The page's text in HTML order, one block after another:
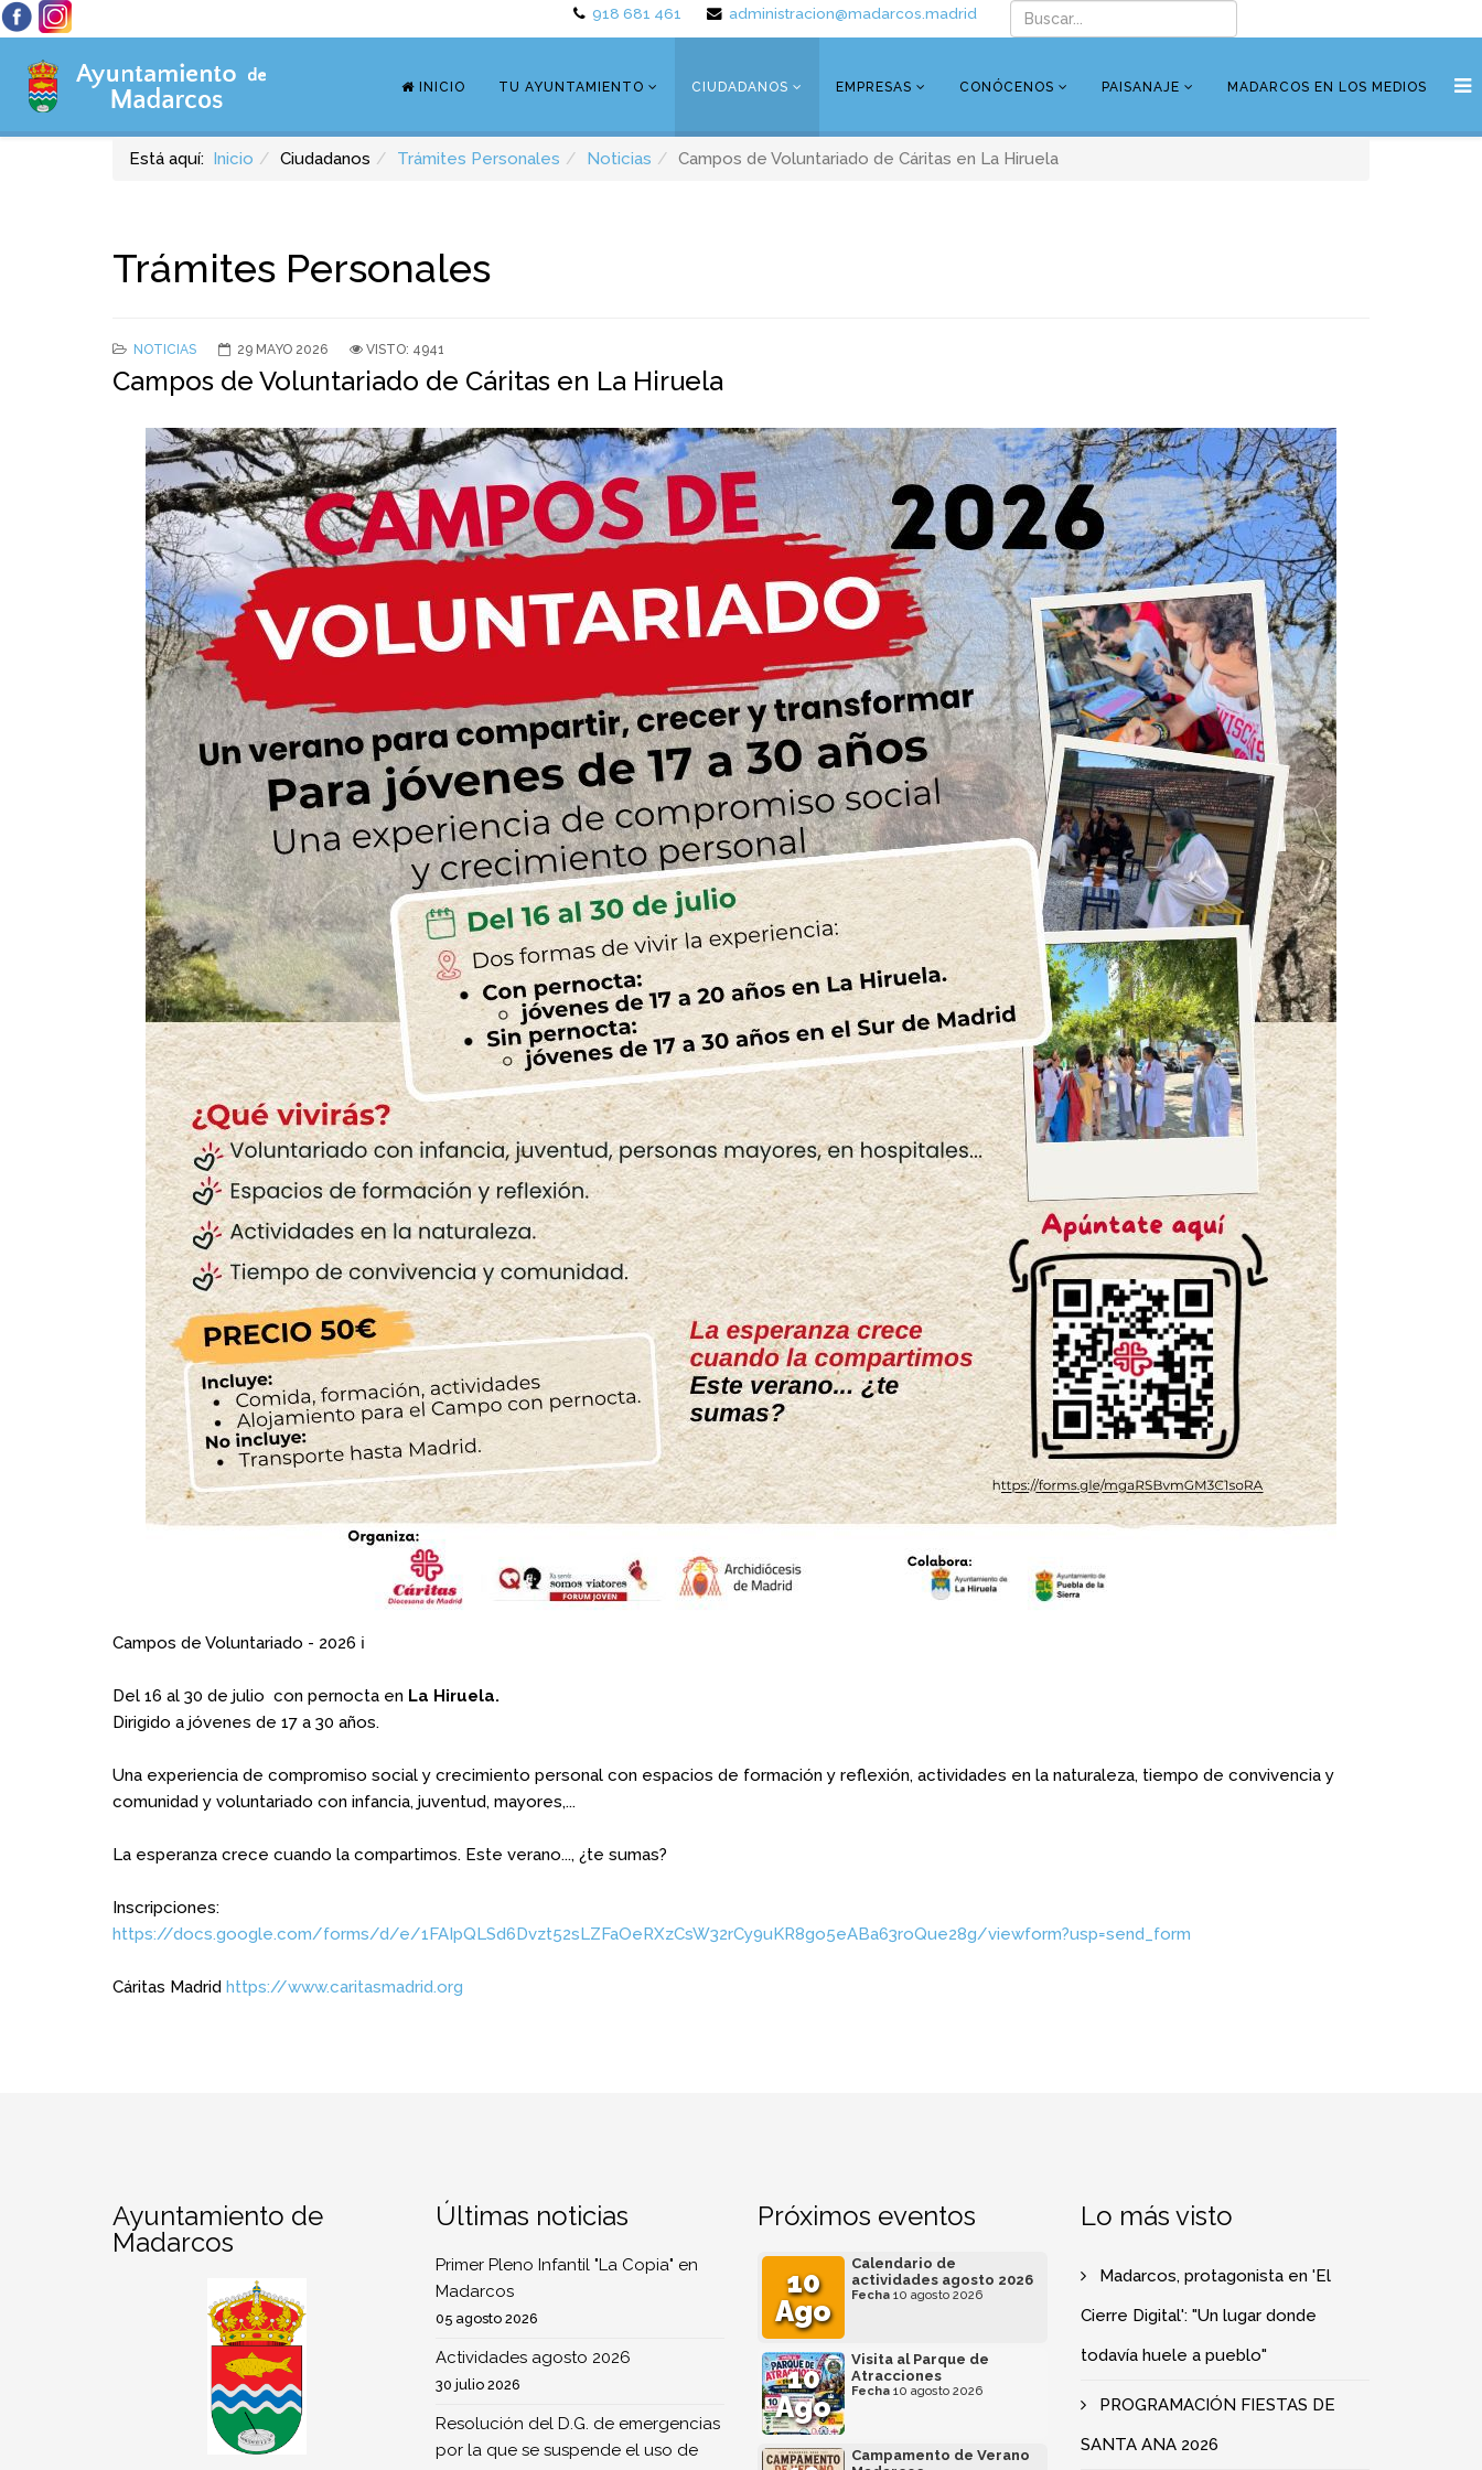
918 681 461 administracion@madarcos.madrid
INICIO TU AYUNTAMIENTO CIUDADANOS EMPRESAS CONÓCENOS PAISANAJE MADARCOS EN LOS MEDIOS
Está aquí: Inicio Ciudadanos Trámites Personales Noticias Campos de Voluntariado de Cáritas en La Hiruela
Trámites Personales
NOTICIAS 29 MAYO 2026 VISTO: 4941
Campos de Voluntariado de Cáritas en La Hiruela
Campos de Voluntariado - 2026 ℹ️
Del 16 al 30 de julio con pernocta en La Hiruela.
Dirigido a jóvenes de 17 a 30 años.
Una experiencia de compromiso social y crecimiento personal con espacios de formación y reflexión, actividades en la naturaleza, tiempo de convivencia y
comunidad y voluntariado con infancia, juventud, mayores,...
La esperanza crece cuando la compartimos. Este verano..., ¿te sumas?
Inscripciones:
https://docs.google.com/forms/d/e/1FAIpQLSd6Dvzt52sLZFaOeRXzCsW32rCy9uKR8go5eABa63roQue28g/viewform?usp=send_form
Cáritas Madrid https://www.caritasmadrid.org
Ayuntamiento de
Madarcos
Últimas noticias
Primer Pleno Infantil "La Copia" en
Madarcos
05 agosto 2026
Actividades agosto 2026
30 julio 2026
Resolución del D.G. de emergencias
por la que se suspende el uso de
Próximos eventos
10
Ago
Calendario de
actividades agosto 2026
Fecha 10 agosto 2026
10
Ago
Visita al Parque de
Atracciones
Fecha 10 agosto 2026
Campamento de Verano
Lo más visto
Madarcos, protagonista en 'El
Cierre Digital': "Un lugar donde
todavía huele a pueblo"
PROGRAMACIÓN FIESTAS DE
SANTA ANA 2026